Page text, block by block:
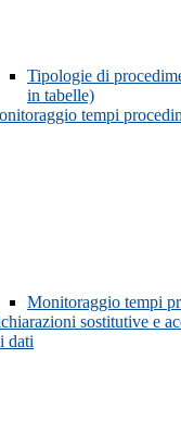
Tipologie di
in tabelle)
tempi
Monitoraggio tempi
sostitutive e
dati